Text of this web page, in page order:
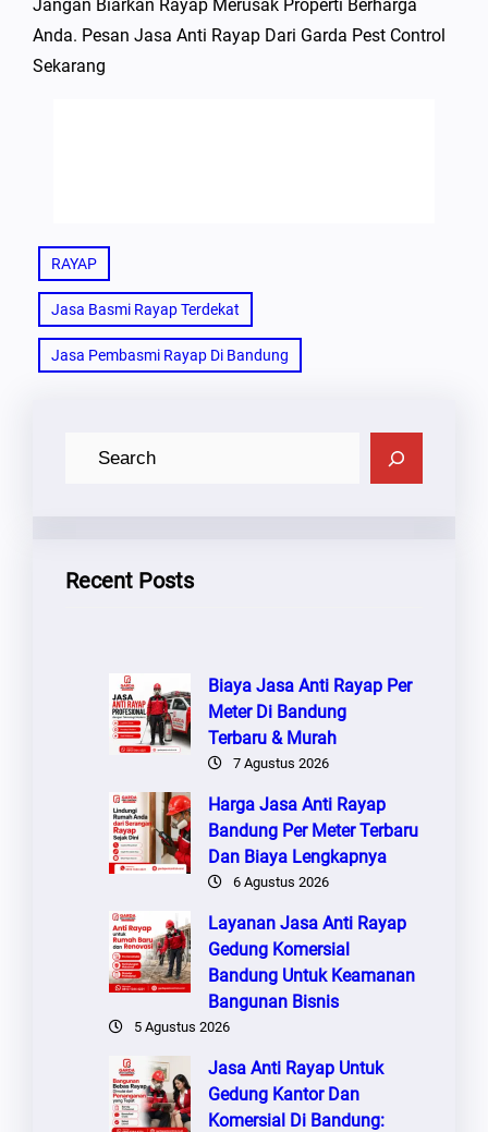
Jangan Biarkan Rayap Merusak Properti Berharga
Anda. Pesan Jasa Anti Rayap Dari Garda Pest Control
Sekarang
RAYAP
Jasa Basmi Rayap Terdekat
Jasa Pembasmi Rayap Di Bandung
Recent Posts
Biaya Jasa Anti Rayap Per
Meter Di Bandung
Terbaru & Murah
7 Agustus 2026
Harga Jasa Anti Rayap
Bandung Per Meter Terbaru
Dan Biaya Lengkapnya
6 Agustus 2026
Layanan Jasa Anti Rayap
Gedung Komersial
Bandung Untuk Keamanan
Bangunan Bisnis
5 Agustus 2026
Jasa Anti Rayap Untuk
Gedung Kantor Dan
Komersial Di Bandung: